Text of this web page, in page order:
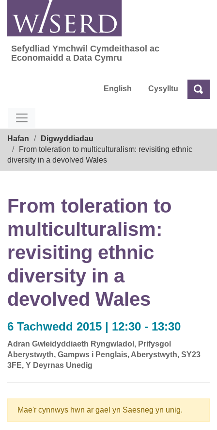
content
Sefydliad Ymchwil Cymdeithasol ac
Sefydliad Ymchwil Cymdeithasol ac
Economaidd a Data Cymru
English Cysylltu Chwilio
Hafan
Digwyddiadau
From toleration to multiculturalism: revisiting ethnic
diversity in a devolved Wales
From toleration to
multiculturalism:
revisiting ethnic
diversity in a
devolved Wales
6 Tachwedd 2015 | 12:30 - 13:30
Adran Gwleidyddiaeth Ryngwladol, Prifysgol
Aberystwyth, Gampws i Penglais, Aberystwyth, SY23
3FE, Y Deyrnas Unedig
Mae'r cynnwys hwn ar gael yn Saesneg yn unig.